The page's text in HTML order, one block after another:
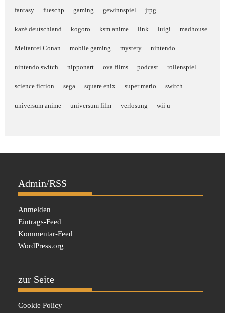
fantasy fueschp gaming gewinnspiel jrpg
kazé deutschland kogoro ksm anime link luigi madhouse
Meitantei Conan mobile gaming mystery nintendo
nintendo switch nipponart ova films podcast rollenspiel
science fiction sega square enix super mario switch
universum anime universum film verlosung wii u
Admin/RSS
Anmelden
Eintrags-Feed
Kommentar-Feed
WordPress.org
zur Seite
Cookie Policy